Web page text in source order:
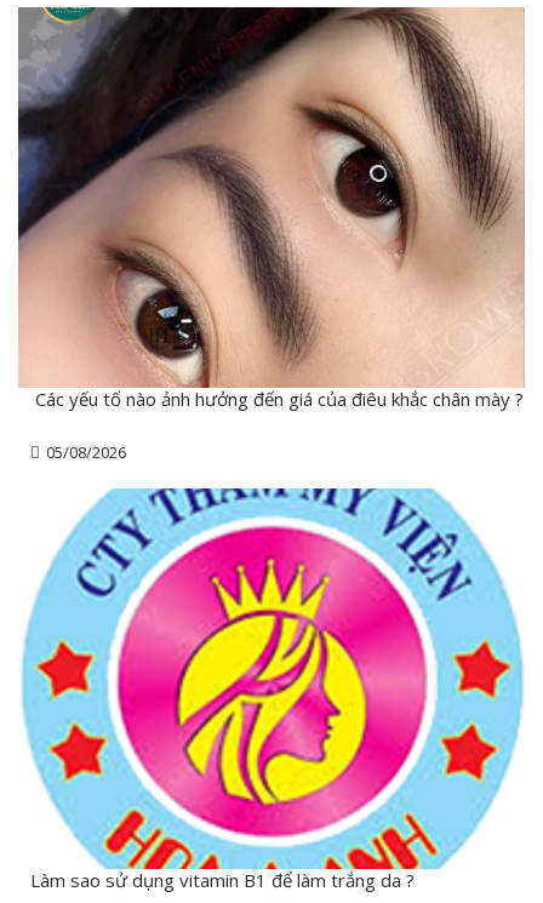
Các yếu tố nào ảnh hưởng đến giá của điêu khắc chân mày ?
05/08/2026
Làm sao sử dụng vitamin B1 để làm trắng da ?